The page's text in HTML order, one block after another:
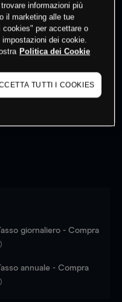
per vedere gli ultimi
latest market data
giornaliero - Compra
annuale - Compra
informazioni più
il marketing alle tue
per accettare o
dei cookie.
Politica dei Cookie
TUTTI I COOKIES